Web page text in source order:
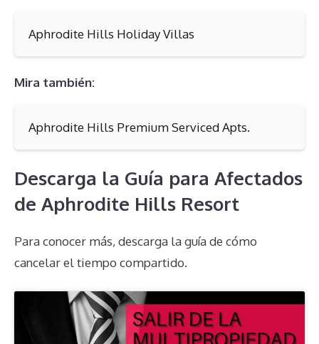
Aphrodite Hills Holiday Villas
Mira también:
Aphrodite Hills Premium Serviced Apts.
Descarga la Guía para Afectados
de Aphrodite Hills Resort
Para conocer más, descarga la guía de cómo
cancelar el tiempo compartido.